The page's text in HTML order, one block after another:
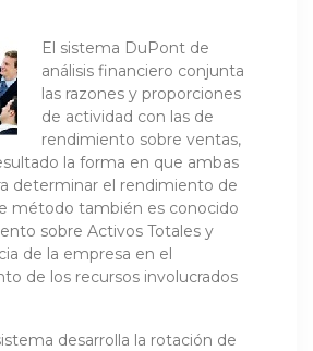
El sistema DuPont de
análisis financiero conjunta
las razones y proporciones
de actividad con las de
rendimiento sobre ventas,
la forma en que ambas
determinar el rendimiento de
método también es conocido
sobre Activos Totales y
de la empresa en el
de los recursos involucrados
desarrolla la rotación de